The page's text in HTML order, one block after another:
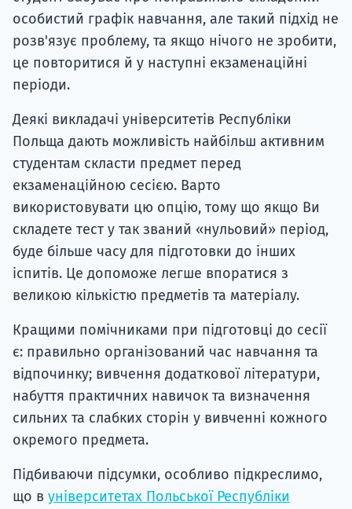
особистий графік навчання, але такий підхід не
розв'язує проблему, та якщо нічого не зробити,
це повторитися й у наступні екзаменаційні
періоди.
Деякі викладачі університетів Республіки
Польща дають можливість найбільш активним
студентам скласти предмет перед
екзаменаційною сесією. Варто
використовувати цю опцію, тому що якщо Ви
складете тест у так званий «нульовий» період,
буде більше часу для підготовки до інших
іспитів. Це допоможе легше впоратися з
великою кількістю предметів та матеріалу.
Кращими помічниками при підготовці до сесії
є: правильно організований час навчання та
відпочинку; вивчення додаткової літератури,
набуття практичних навичок та визначення
сильних та слабких сторін у вивченні кожного
окремого предмета.
Підбиваючи підсумки, особливо підкреслимо,
що в університетах Польської Республіки